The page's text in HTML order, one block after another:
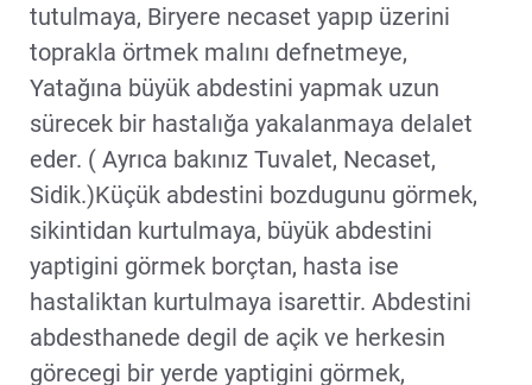
tutulmaya, Biryere necaset yapıp üzerini
toprakla örtmek malını defnetmeye,
Yatağına büyük abdestini yapmak uzun
sürecek bir hastalığa yakalanmaya delalet
eder. ( Ayrıca bakınız Tuvalet, Necaset,
Sidik.)Küçük abdestini bozdugunu görmek,
sikintidan kurtulmaya, büyük abdestini
yaptigini görmek borçtan, hasta ise
hastaliktan kurtulmaya isarettir. Abdestini
abdesthanede degil de açik ve herkesin
görecegi bir yerde yaptigini görmek,